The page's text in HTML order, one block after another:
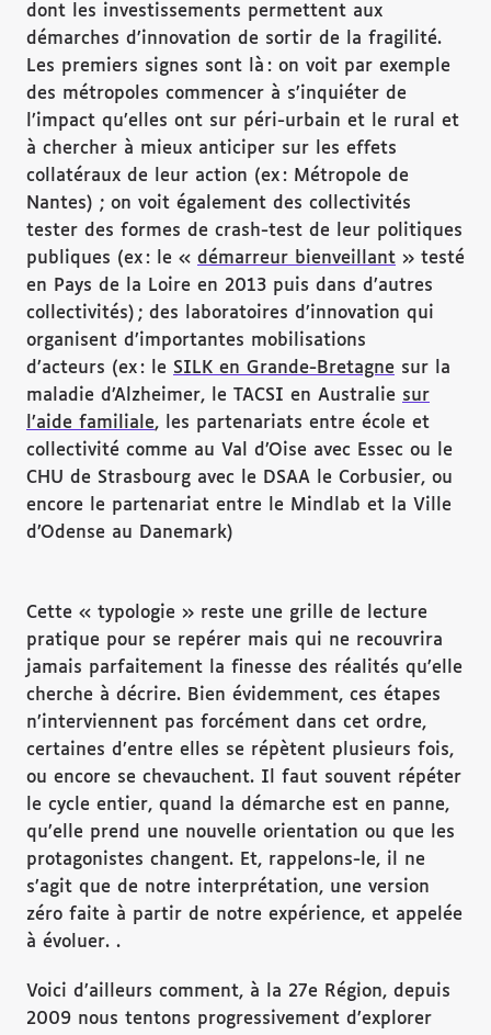
dont les investissements permettent aux
démarches d’innovation de sortir de la fragilité.
Les premiers signes sont là : on voit par exemple
des métropoles commencer à s’inquiéter de
l’impact qu’elles ont sur péri-urbain et le rural et
à chercher à mieux anticiper sur les effets
collatéraux de leur action (ex : Métropole de
Nantes) ; on voit également des collectivités
tester des formes de crash-test de leur politiques
publiques (ex : le « démarreur bienveillant » testé
en Pays de la Loire en 2013 puis dans d’autres
collectivités) ; des laboratoires d’innovation qui
organisent d’importantes mobilisations
d’acteurs (ex : le SILK en Grande-Bretagne sur la
maladie d’Alzheimer, le TACSI en Australie sur
l’aide familiale, les partenariats entre école et
collectivité comme au Val d’Oise avec Essec ou le
CHU de Strasbourg avec le DSAA le Corbusier, ou
encore le partenariat entre le Mindlab et la Ville
d’Odense au Danemark)
Cette « typologie » reste une grille de lecture
pratique pour se repérer mais qui ne recouvrira
jamais parfaitement la finesse des réalités qu’elle
cherche à décrire. Bien évidemment, ces étapes
n’interviennent pas forcément dans cet ordre,
certaines d’entre elles se répètent plusieurs fois,
ou encore se chevauchent. Il faut souvent répéter
le cycle entier, quand la démarche est en panne,
qu’elle prend une nouvelle orientation ou que les
protagonistes changent. Et, rappelons-le, il ne
s’agit que de notre interprétation, une version
zéro faite à partir de notre expérience, et appelée
à évoluer. .
Voici d’ailleurs comment, à la 27e Région, depuis
2009 nous tentons progressivement d’explorer